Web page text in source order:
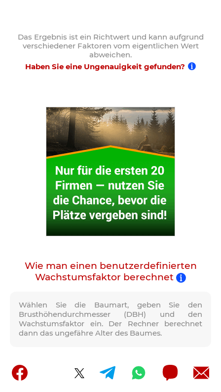
Wie man einen benutzerdefinierten
Wachstumsfaktor berechnet
Wählen Sie die Baumart, geben Sie den
Brusthöhendurchmesser (DBH) und den
Wachstumsfaktor ein. Der Rechner berechnet
dann das ungefähre Alter des Baumes.
Das Ergebnis ist ein Richtwert und kann aufgrund
verschiedener Faktoren vom eigentlichen Wert
abweichen.
Haben Sie eine Ungenauigkeit gefunden?